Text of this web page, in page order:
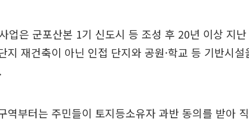
업은 군포산본 1기 신도시 등 조성 후 20년 이상 지
지 재건축이 아닌 인접 단지와 공원·학교 등 기반시
역부터는 주민들이 토지등소유자 과반 동의를 받아